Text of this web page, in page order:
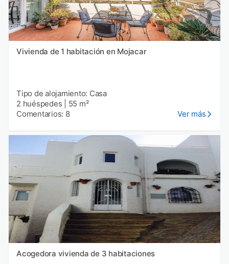
Vivienda de 1 habitación en Mojacar
Tipo de alojamiento: Casa
2 huéspedes
55 m²
Comentarios: 8
Ver más
Acogedora vivienda de 3 habitaciones